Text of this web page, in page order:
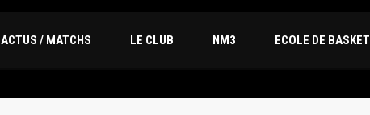
ACTUS / MATCHS LE CLUB NM3 ECOLE DE BASKET